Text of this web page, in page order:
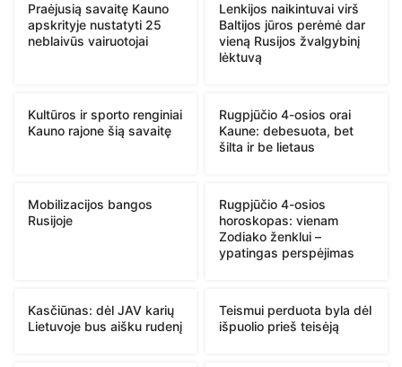
Praėjusią savaitę Kauno
apskrityje nustatyti 25
neblaivūs vairuotojai
Lenkijos naikintuvai virš
Baltijos jūros perėmė dar
vieną Rusijos žvalgybinį
lėktuvą
Kultūros ir sporto renginiai
Kauno rajone šią savaitę
Rugpjūčio 4-osios orai
Kaune: debesuota, bet
šilta ir be lietaus
Mobilizacijos bangos
Rusijoje
Rugpjūčio 4-osios
horoskopas: vienam
Zodiako ženklui –
ypatingas perspėjimas
Kasčiūnas: dėl JAV karių
Lietuvoje bus aišku rudenį
Teismui perduota byla dėl
išpuolio prieš teisėją